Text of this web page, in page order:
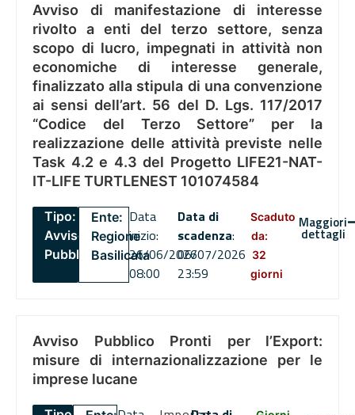
Avviso di manifestazione di interesse
rivolto a enti del terzo settore, senza
scopo di lucro, impegnati in attività non
economiche di interesse generale,
finalizzato alla stipula di una convenzione
ai sensi dell’art. 56 del D. Lgs. 117/2017
“Codice del Terzo Settore” per la
realizzazione delle attività previste nelle
Task 4.2 e 4.3 del Progetto LIFE21-NAT-
IT-LIFE TURTLENEST 101074584
Tipo:
Avviso
Pubblico
Ente:
Regione
Basilicata
Data
inizio:
26/06/2026
08:00
Data di
scadenza:
06/07/2026
23:59
Scaduto
da:
32
giorni
Maggiori
dettagli
Avviso Pubblico Pronti per l’Export:
misure di internazionalizzazione per le
imprese lucane